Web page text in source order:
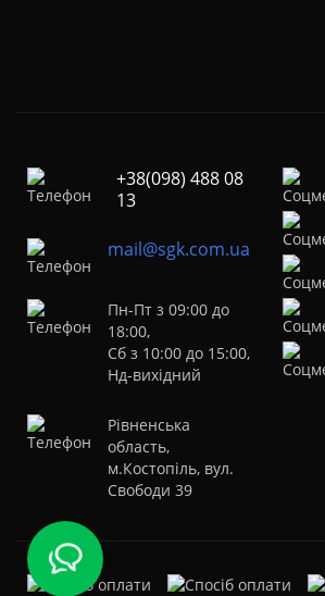
+38(098) 488 08
13
mail@sgk.com.ua
Пн-Пт з 09:00 до
18:00,
Сб з 10:00 до 15:00,
Нд-вихідний
Рівненська
область,
м.Костопіль, вул.
Свободи 39